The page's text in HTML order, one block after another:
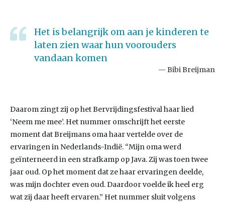
Het is belangrijk om aan je kinderen te
laten zien waar hun voorouders
vandaan komen
Bibi Breijman
Daarom zingt zij op het Bervrijdingsfestival haar lied
‘Neem me mee’. Het nummer omschrijft het eerste
moment dat Breijmans oma haar vertelde over de
ervaringen in Nederlands-Indië. “Mijn oma werd
geïnterneerd in een strafkamp op Java. Zij was toen twee
jaar oud. Op het moment dat ze haar ervaringen deelde,
was mijn dochter even oud. Daardoor voelde ik heel erg
wat zij daar heeft ervaren.” Het nummer sluit volgens